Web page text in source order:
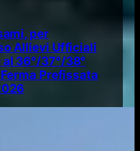
per
Allievi Ufficiali
36°/37°/38°
Prefissata